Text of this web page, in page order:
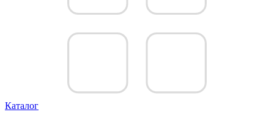
Каталог